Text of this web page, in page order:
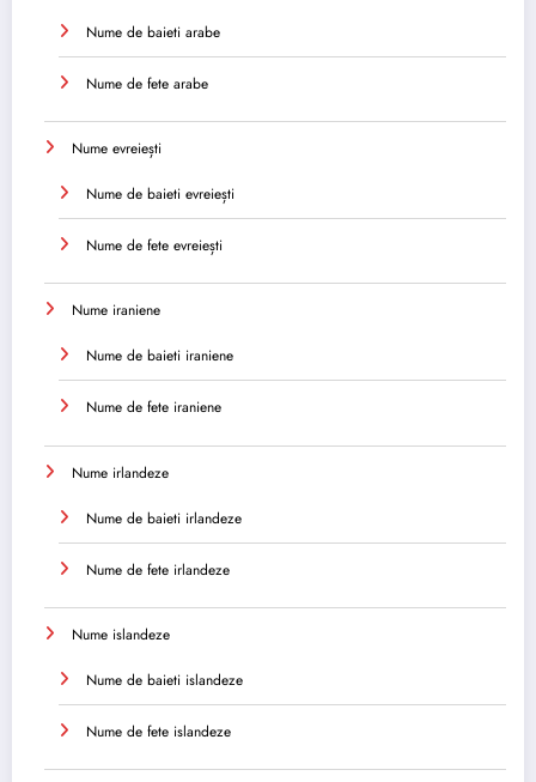
Nume de baieti arabe
Nume de fete arabe
Nume evreiești
Nume de baieti evreiești
Nume de fete evreiești
Nume iraniene
Nume de baieti iraniene
Nume de fete iraniene
Nume irlandeze
Nume de baieti irlandeze
Nume de fete irlandeze
Nume islandeze
Nume de baieti islandeze
Nume de fete islandeze